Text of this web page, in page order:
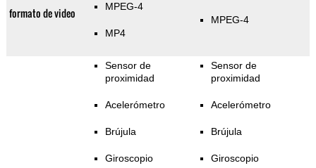
formato de video MPEG-4
MP4
MPEG-4
Sensor de
proximidad
Acelerómetro
Brújula
Giroscopio
Sensor de
proximidad
Acelerómetro
Brújula
Giroscopio